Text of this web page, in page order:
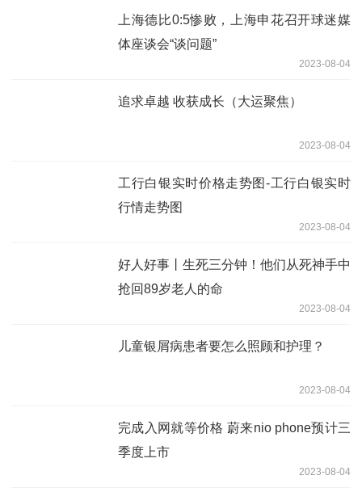
上海德比0:5惨败，上海申花召开球迷媒
体座谈会“谈问题”
2023-08-04
追求卓越 收获成长（大运聚焦）
2023-08-04
工行白银实时价格走势图-工行白银实时
行情走势图
2023-08-04
好人好事丨生死三分钟！他们从死神手中
抢回89岁老人的命
2023-08-04
儿童银屑病患者要怎么照顾和护理？
2023-08-04
完成入网就等价格 蔚来nio phone预计三
季度上市
2023-08-04